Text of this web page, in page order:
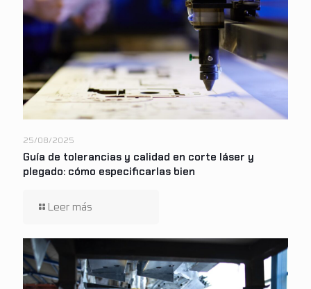
25/08/2025
Guía de tolerancias y calidad en corte láser y
plegado: cómo especificarlas bien